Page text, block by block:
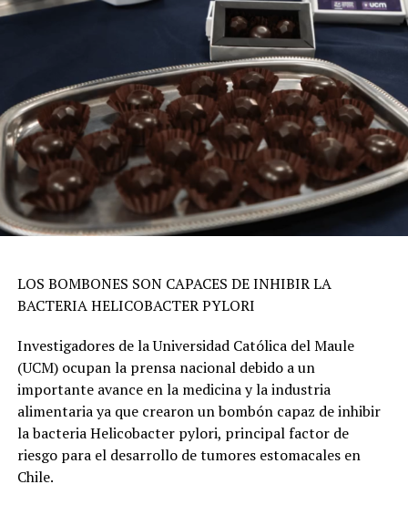
LOS BOMBONES SON CAPACES DE INHIBIR LA
BACTERIA HELICOBACTER PYLORI
Investigadores de la Universidad Católica del Maule
(UCM) ocupan la prensa nacional debido a un
importante avance en la medicina y la industria
alimentaria ya que crearon un bombón capaz de inhibir
la bacteria Helicobacter pylori, principal factor de
riesgo para el desarrollo de tumores estomacales en
Chile.